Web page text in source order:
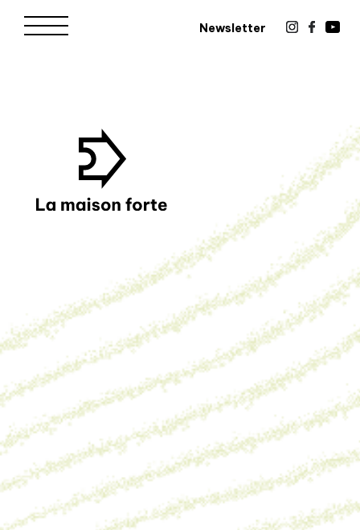
Newsletter